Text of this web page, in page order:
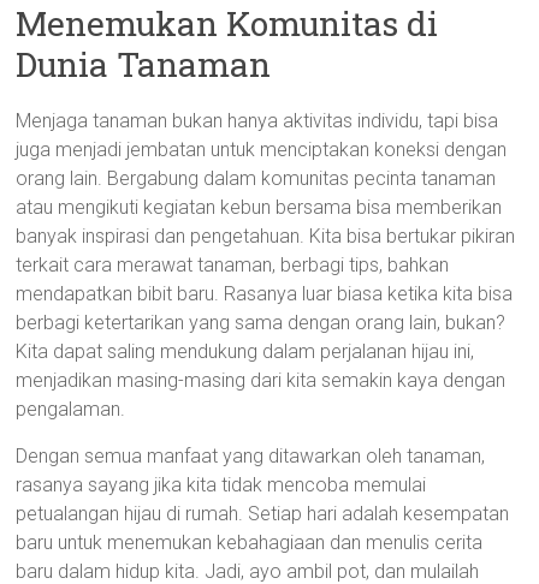
Menemukan Komunitas di
Dunia Tanaman
Menjaga tanaman bukan hanya aktivitas individu, tapi bisa
juga menjadi jembatan untuk menciptakan koneksi dengan
orang lain. Bergabung dalam komunitas pecinta tanaman
atau mengikuti kegiatan kebun bersama bisa memberikan
banyak inspirasi dan pengetahuan. Kita bisa bertukar pikiran
terkait cara merawat tanaman, berbagi tips, bahkan
mendapatkan bibit baru. Rasanya luar biasa ketika kita bisa
berbagi ketertarikan yang sama dengan orang lain, bukan?
Kita dapat saling mendukung dalam perjalanan hijau ini,
menjadikan masing-masing dari kita semakin kaya dengan
pengalaman.
Dengan semua manfaat yang ditawarkan oleh tanaman,
rasanya sayang jika kita tidak mencoba memulai
petualangan hijau di rumah. Setiap hari adalah kesempatan
baru untuk menemukan kebahagiaan dan menulis cerita
baru dalam hidup kita. Jadi, ayo ambil pot, dan mulailah